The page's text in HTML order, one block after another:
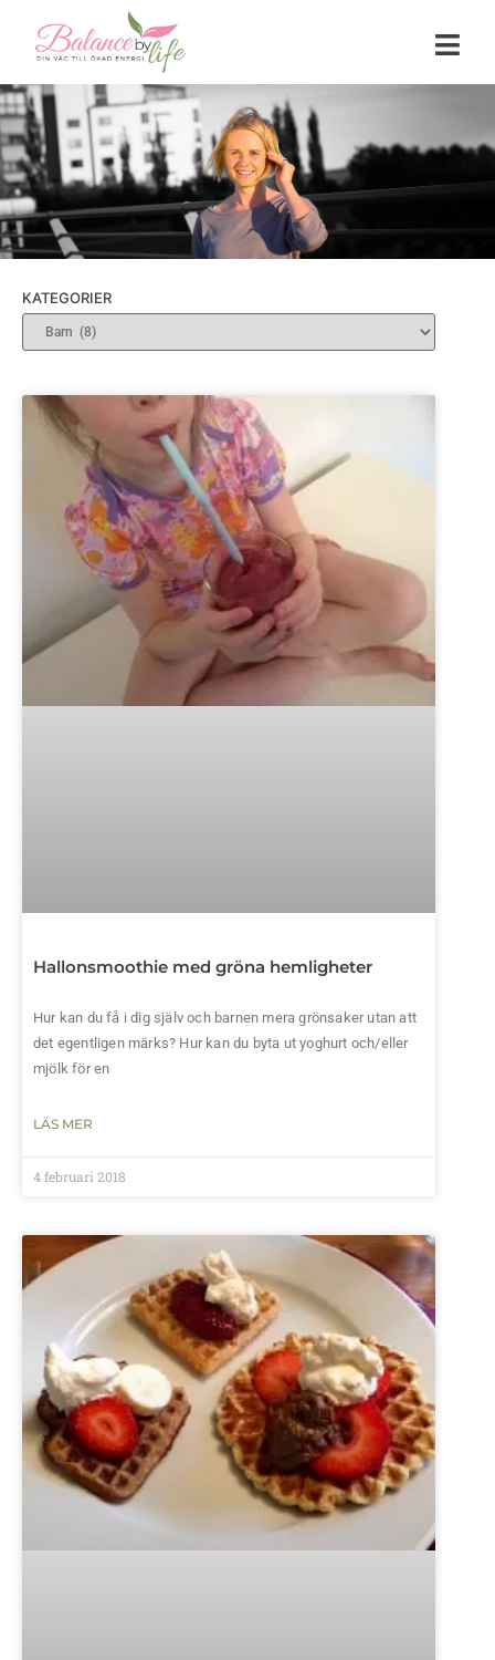
KATEGORIER
Hallonsmoothie med gröna hemligheter
Hur kan du få i dig själv och barnen mera grönsaker utan att
det egentligen märks? Hur kan du byta ut yoghurt och/eller
mjölk för en
LÄS MER
4 februari 2018